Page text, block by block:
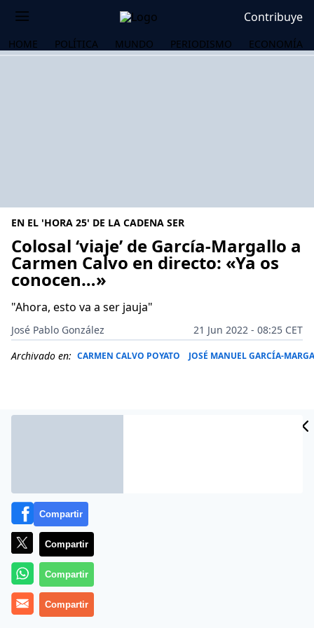
Contribuye
HOME POLÍTICA MUNDO PERIODISMO ECONOMÍA
EN EL 'HORA 25' DE LA CADENA SER
Colosal ‘viaje’ de García-Margallo a
Carmen Calvo en directo: «Ya os
conocen…»
"Ahora, esto va a ser jauja"
José Pablo González
21 Jun 2022 - 08:25 CET
Archivado en: CARMEN CALVO POYATO JOSÉ MANUEL GARCÍA-
Más información
Compartir
Compartir
Compartir
Compartir